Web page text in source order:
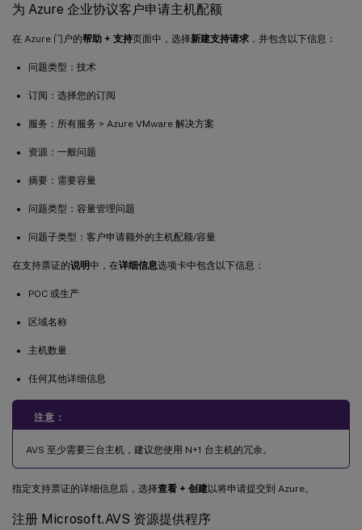
为 Azure 企业协议客户申请主机配额
在 Azure 门户的帮助 + 支持页面中，选择新建支持请求 ，并包含以下信息：
问题类型：技术
订阅：选择您的订阅
服务：所有服务 > Azure VMware 解决方案
资源：一般问题
摘要：需要容量
问题类型：容量管理问题
问题子类型：客户申请额外的主机配额/容量
在支持票证的说明中，在详细信息选项卡中包含以下信息：
POC 或生产
区域名称
主机数量
任何其他详细信息
注意：
AVS 至少需要三台主机，建议您使用 N+1 台主机的冗余。
指定支持票证的详细信息后，选择查看 + 创建以将申请提交到 Azure。
注册 Microsoft.AVS 资源提供程序